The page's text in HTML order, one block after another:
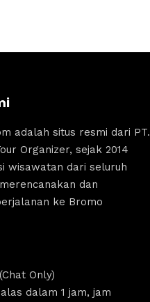
adalah situs resmi dari PT.
Organizer, sejak 2014
wisawatan dari seluruh
dan
ke Bromo
Only)
dalam 1 jam, jam